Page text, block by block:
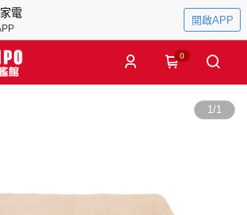
電
開啟APP
0
1/1